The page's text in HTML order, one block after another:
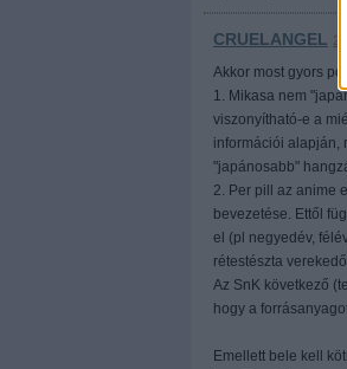
CRUELANGEL
Akkor most gyors
1. Mikasa nem
viszonyítható-e a
információi alapján,
"japánosabb"
2. Per pill az anime
bevezetése. Ettől
el (pl negyedév,
rétestészta
Az SnK következő
hogy a
Emellett bele kell